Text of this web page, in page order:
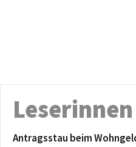
Antragsstau beim